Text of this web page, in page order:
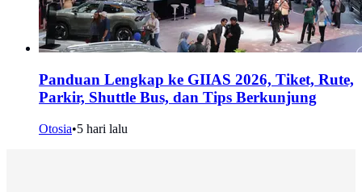
Panduan Lengkap ke GIIAS 2026, Tiket, Rute,
Parkir, Shuttle Bus, dan Tips Berkunjung
Otosia•5 hari lalu